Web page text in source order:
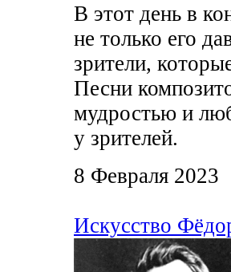
В этот день в
не только его
зрители,
Песни
мудростью и
у зрителей.
8 Февраля 2023
Искусство